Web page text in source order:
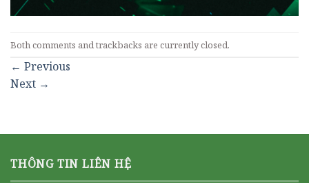
Both comments and trackbacks are currently closed.
← Previous
Next →
THÔNG TIN LIÊN HỆ